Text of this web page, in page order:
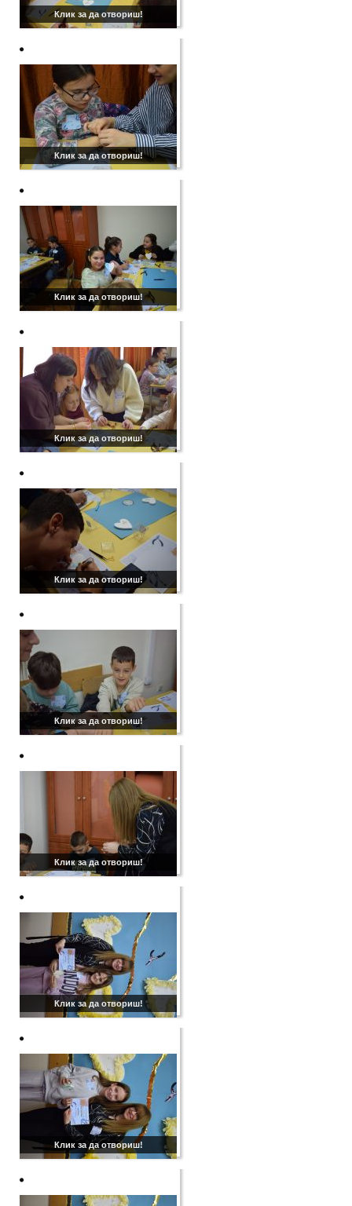
Клик за да отвориш!
Клик за да отвориш!
Клик за да отвориш!
Клик за да отвориш!
Клик за да отвориш!
Клик за да отвориш!
Клик за да отвориш!
Клик за да отвориш!
Клик за да отвориш!